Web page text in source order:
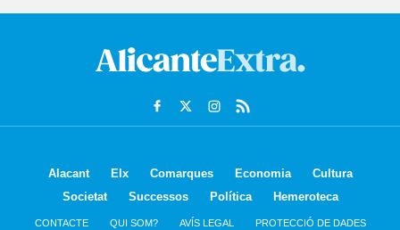
Alacant Elx Comarques Economia
Cultura
Societat
Successos Política Hemeroteca
CONTACTE QUI SOM? AVÍS LEGAL PROTECCIÓ DE DADES